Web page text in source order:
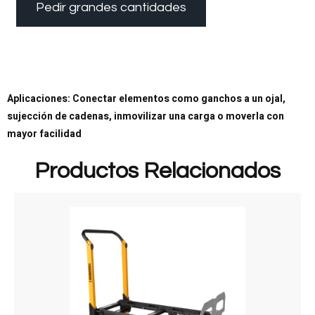
Pedir grandes cantidades
Aplicaciones: Conectar elementos como ganchos a un ojal,
sujección de cadenas, inmovilizar una carga o moverla con
mayor facilidad
Productos Relacionados